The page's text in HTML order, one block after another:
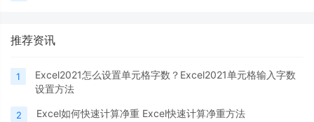
推荐资讯
1
Excel2021怎么设置单元格字数？Excel2021单元格输入字数
设置方法
2 Excel如何快速计算净重 Excel快速计算净重方法